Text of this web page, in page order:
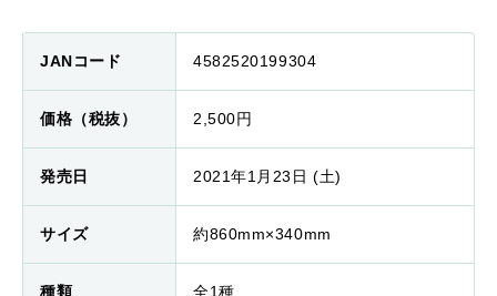
JANコード 4582520199304
価格（税抜） 2,500円
発売日 2021年1月23日 (土)
サイズ 約860mm×340mm
種類 全1種